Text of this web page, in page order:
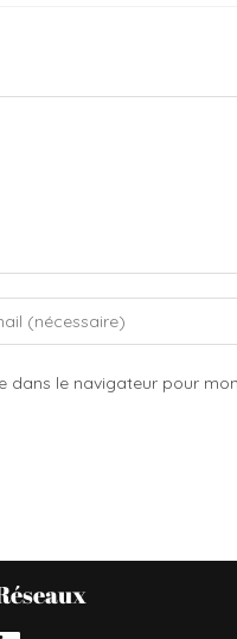
dans le navigateur pour